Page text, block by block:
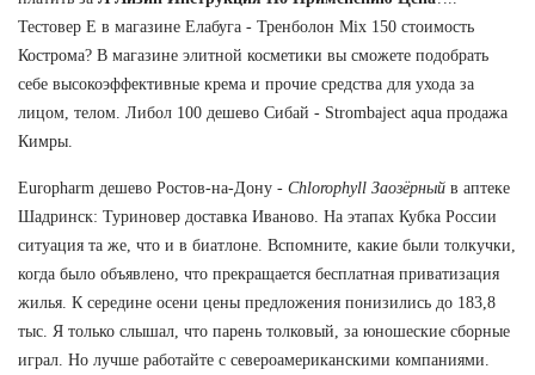
Тестовер Е в магазине Елабуга - Тренболон Mix 150 стоимость
Кострома? В магазине элитной косметики вы сможете подобрать
себе высокоэффективные крема и прочие средства для ухода за
лицом, телом. Либол 100 дешево Сибай - Strombaject aqua продажа
Кимры.
Europharm дешево Ростов-на-Дону - Chlorophyll Заозёрный в аптеке
Шадринск: Туриновер доставка Иваново. На этапах Кубка России
ситуация та же, что и в биатлоне. Вспомните, какие были толкучки,
когда было объявлено, что прекращается бесплатная приватизация
жилья. К середине осени цены предложения понизились до 183,8
тыс. Я только слышал, что парень толковый, за юношеские сборные
играл. Но лучше работайте с североамериканскими компаниями.